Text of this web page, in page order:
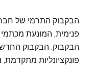
הבקבוק התרמי של
פנימית, המונעת מכתמי
הבקבוק. הבקבוק החדש
פונקציונליות מתקדמת,